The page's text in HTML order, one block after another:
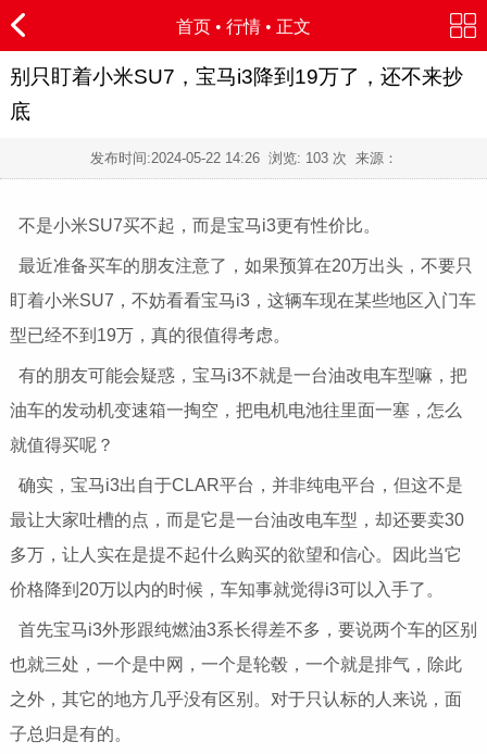
首页 • 行情 • 正文
别只盯着小米SU7，宝马i3降到19万了，还不来抄
底
发布时间:2024-05-22 14:26浏览: 103 次 来源：
不是小米SU7买不起，而是宝马i3更有性价比。
最近准备买车的朋友注意了，如果预算在20万出头，不要只
盯着小米SU7，不妨看看宝马i3，这辆车现在某些地区入门车
型已经不到19万，真的很值得考虑。
有的朋友可能会疑惑，宝马i3不就是一台油改电车型嘛，把
油车的发动机变速箱一掏空，把电机电池往里面一塞，怎么
就值得买呢？
确实，宝马i3出自于CLAR平台，并非纯电平台，但这不是
最让大家吐槽的点，而是它是一台油改电车型，却还要卖30
多万，让人实在是提不起什么购买的欲望和信心。因此当它
价格降到20万以内的时候，车知事就觉得i3可以入手了。
首先宝马i3外形跟纯燃油3系长得差不多，要说两个车的区别
也就三处，一个是中网，一个是轮毂，一个就是排气，除此
之外，其它的地方几乎没有区别。对于只认标的人来说，面
子总归是有的。